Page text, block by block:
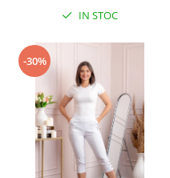
IN STOC
-30%